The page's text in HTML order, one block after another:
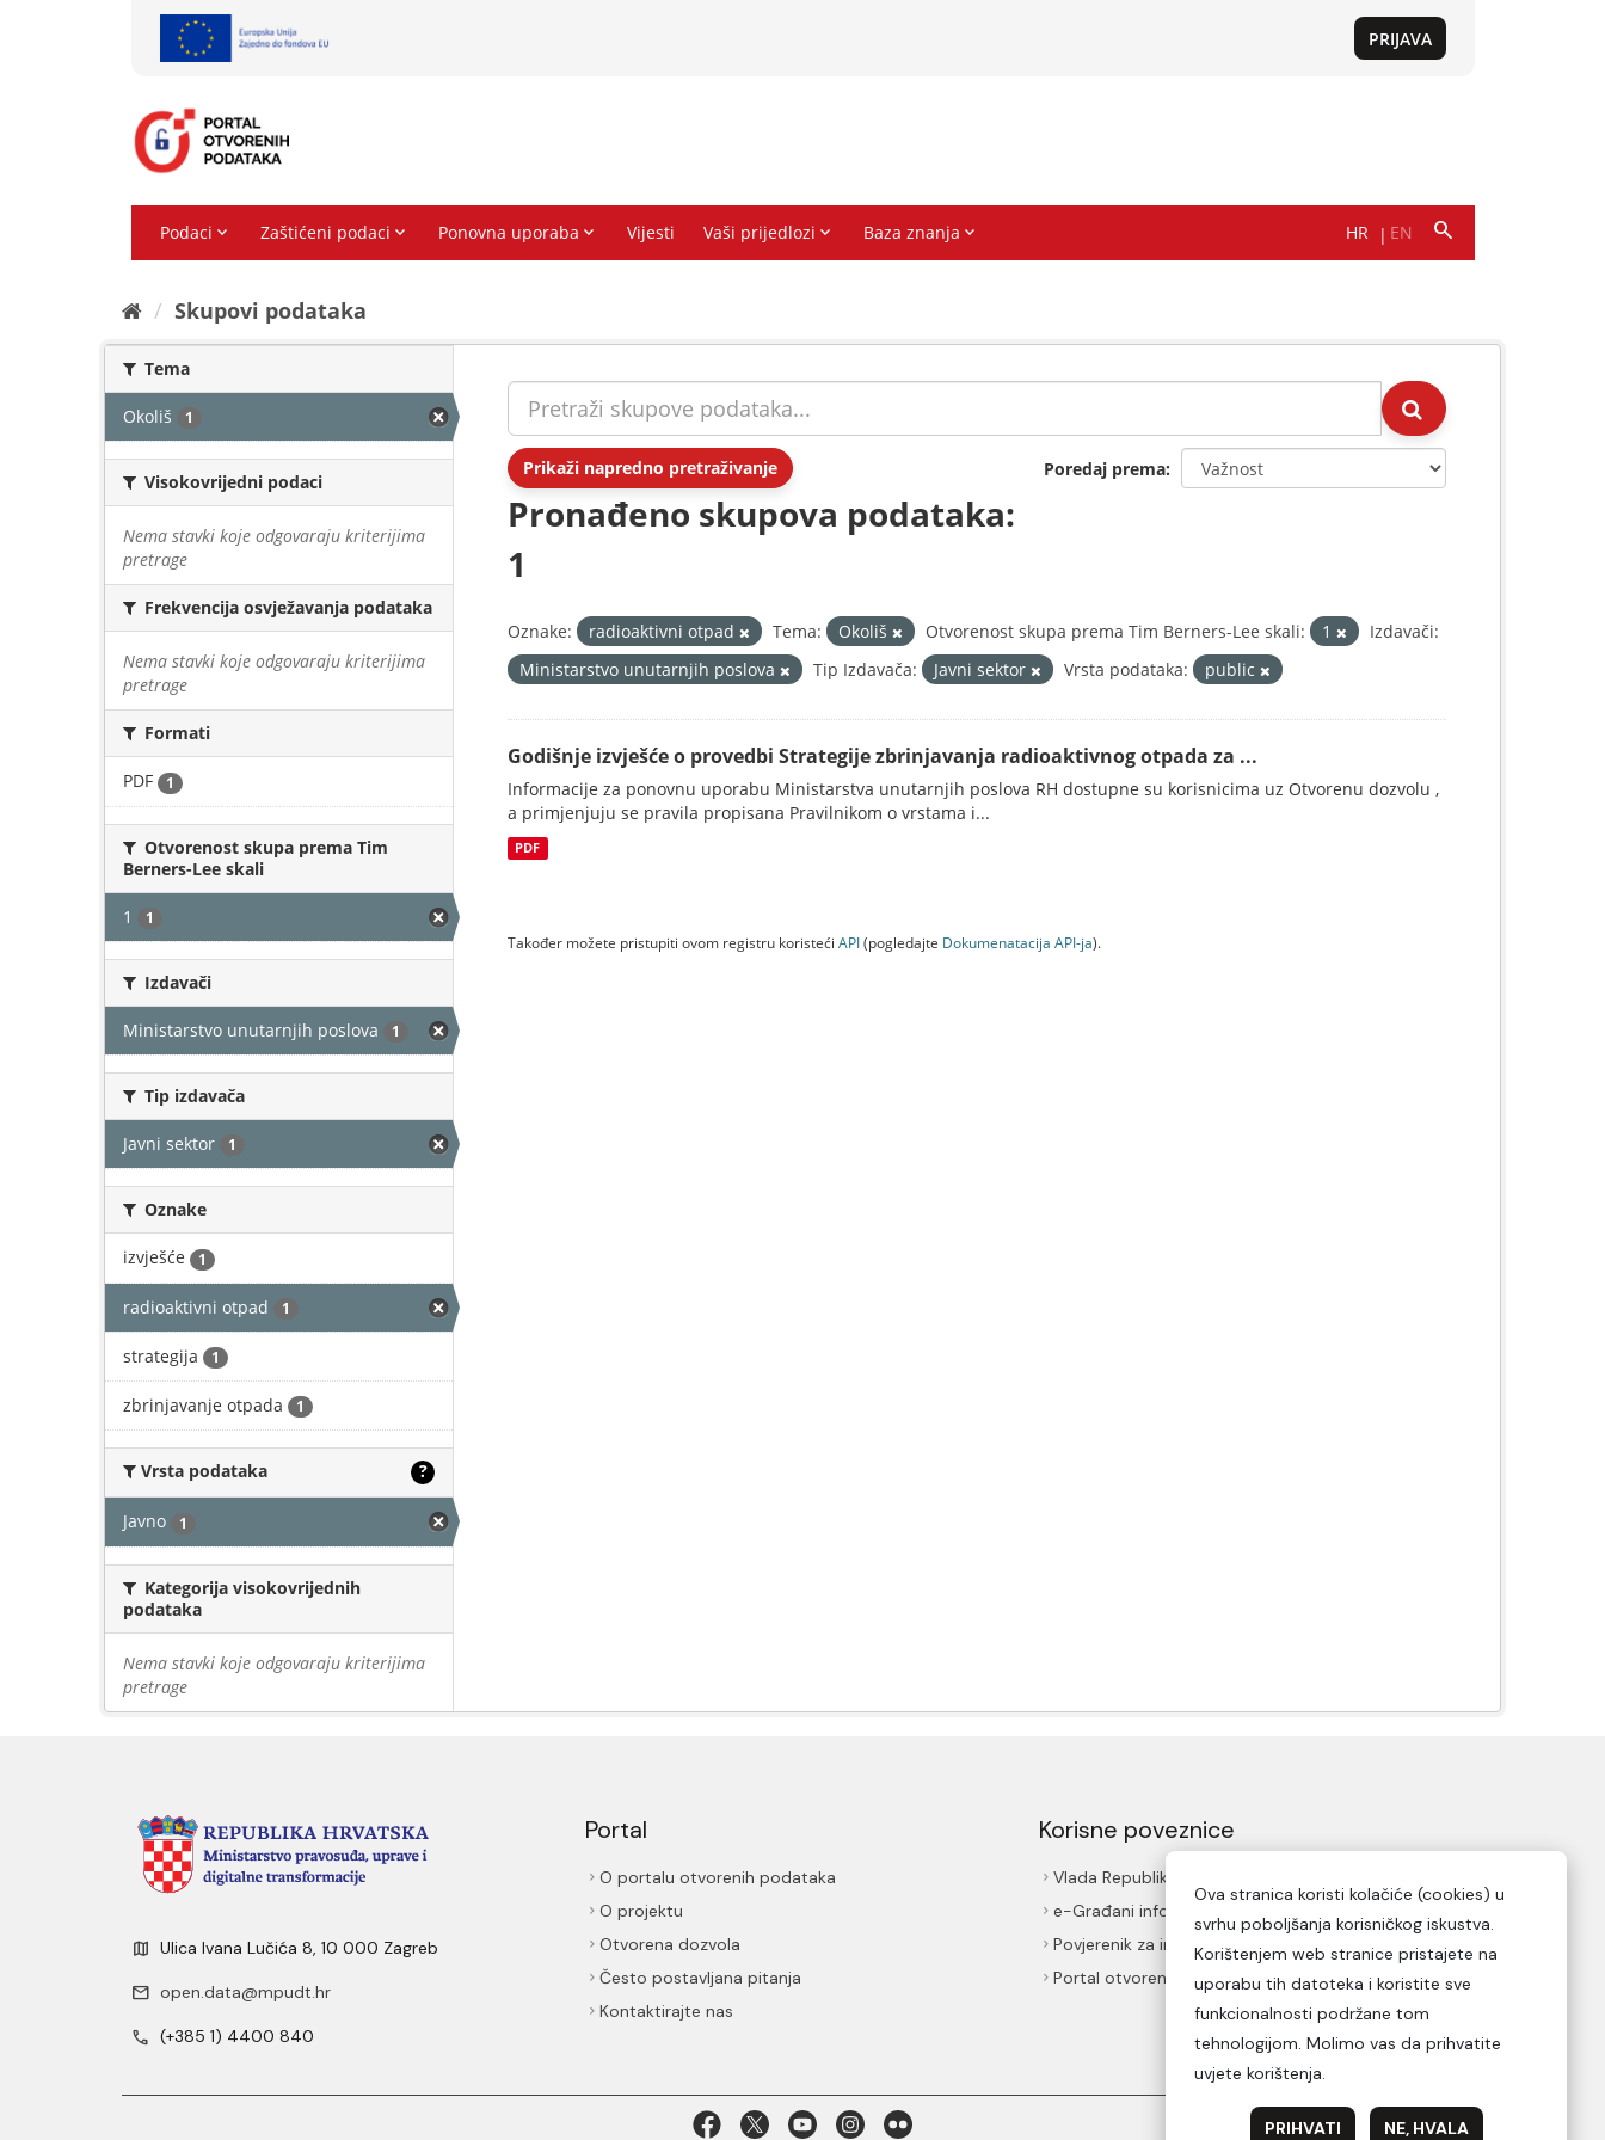
Skupovi podаtаkа
Tema
Okoliš 1
Visokovrijedni podaci
Nema stavki koje odgovaraju kriterijima
pretrage
Frekvencija osvježavanja podataka
Nema stavki koje odgovaraju kriterijima
pretrage
Formati
PDF 1
Otvorenost skupa prema Tim
Berners-Lee skali
1 1
Izdavači
Ministarstvo unutarnjih poslova 1
Tip izdavača
Javni sektor 1
Oznake
izvješće 1
radioaktivni otpad 1
strategija 1
zbrinjavanje otpada 1
Vrsta podataka ?
Javno 1
Kategorija visokovrijednih
podataka
Nema stavki koje odgovaraju kriterijima
pretrage
Prikaži napredno pretraživanje Poredaj prema
Pronađeno skupova podataka:
1
Oznake: radioaktivni otpad Tema: Okoliš Otvorenost skupa prema Tim Berners-Lee skali: 1
Izdavači:
Ministarstvo unutarnjih poslova
Tip Izdavača: Javni sektor Vrsta podataka: public
Godišnje izvješće o provedbi Strategije zbrinjavanja radioaktivnog otpada za ...
Informacije za ponovnu uporabu Ministarstva unutarnjih poslova RH dostupne su korisnicima uz Otvorenu dozvolu ,
a primjenjuju se pravila propisana Pravilnikom o vrstama i...
PDF
Također možete pristupiti ovom registru koristeći API(pogledajte Dokumenаtаcijа API-jа).